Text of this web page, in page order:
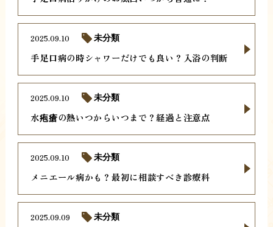
手足口病の時シャワーだけでも良い？入浴の判断
2025.09.10 未分類
水疱瘡の熱いつからいつまで？経過と注意点
2025.09.10 未分類
メニエール病かも？最初に相談すべき診療科
2025.09.10 未分類
2025.09.09 未分類